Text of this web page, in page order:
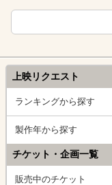
上映リクエスト
ランキングから探す
製作年から探す
チケット・企画一覧
販売中のチケット